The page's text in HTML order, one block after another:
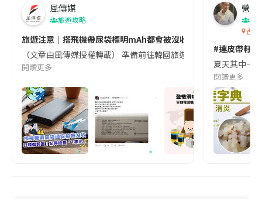
風傳媒
旅遊攻略
旅遊注意｜搭飛機帶尿袋標明mAh都會被沒收😱出發前切記檢查
（文章由風傳媒授權轉載） 準備前往韓國旅遊的民眾，近期要
閱讀更多
營養
香港
#連皮帶籽
夏天其中一
閱讀更多